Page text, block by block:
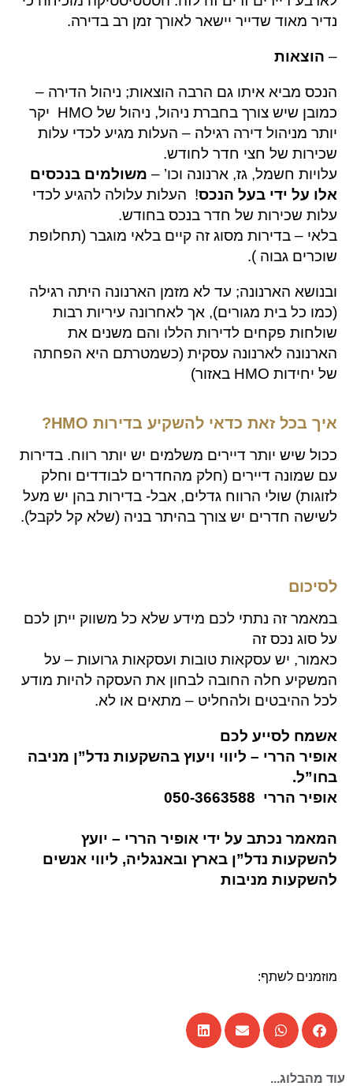
נדיר מאוד שדייר יישאר לאורך זמן רב בדירה.
– הוצאות
הנכס מביא איתו גם הרבה הוצאות; ניהול הדירה –
כמובן שיש צורך בחברת ניהול, ניהול של HMO יקר
יותר מניהול דירה רגילה – העלות מגיע לכדי עלות
שכירות של חצי חדר לחודש.
עלויות חשמל, גז, ארנונה וכו’ – משולמים בנכסים
אלו על ידי בעל הנכס! העלות עלולה להגיע לכדי
עלות שכירות של חדר בנכס בחודש.
בלאי – בדירות מסוג זה קיים בלאי מוגבר (תחלופת
שוכרים גבוה ).
ובנושא הארנונה; עד לא מזמן הארנונה היתה רגילה
(כמו כל בית מגורים), אך לאחרונה עיריות רבות
שולחות פקחים לדירות הללו והם משנים את
הארנונה לארנונה עסקית (כשמטרתם היא הפחתה
של יחידות HMO באזור)
איך בכל זאת כדאי להשקיע בדירות HMO?
ככול שיש יותר דיירים משלמים יש יותר רווח. בדירות
עם שמונה דיירים (חלק מהחדרים לבודדים וחלק
לזוגות) שולי הרווח גדלים, אבל- בדירות בהן יש מעל
לשישה חדרים יש צורך בהיתר בניה (שלא קל לקבל).
לסיכום
במאמר זה נתתי לכם מידע שלא כל משווק ייתן לכם
על סוג נכס זה
כאמור, יש עסקאות טובות ועסקאות גרועות – על
המשקיע חלה החובה לבחון את העסקה להיות מודע
לכל ההיבטים ולהחליט – מתאים או לא.
אשמח לסייע לכם
אופיר הררי – ליווי ויעוץ בהשקעות נדל”ן מניבה
בחו”ל.
אופיר הררי 050-3663588
המאמר נכתב על ידי אופיר הררי – יועץ
להשקעות נדל”ן בארץ ובאנגליה, ליווי אנשים
להשקעות מניבות
מוזמנים לשתף:
עוד מהבלוג...